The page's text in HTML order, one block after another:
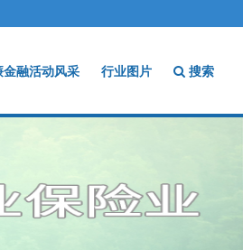
金融活动风采 行业图片 搜索